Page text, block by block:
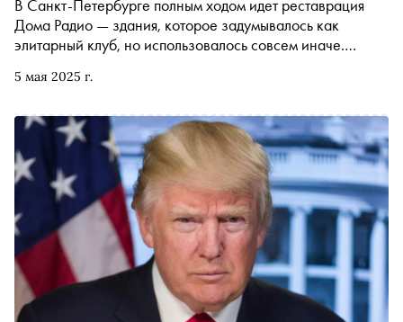
отечественный футуризм ближе к древнерусской
культуре, чем кажется
5 мая 2025 г.
В Санкт-Петербурге полным ходом идет реставрация
Дома Радио — здания, которое задумывалось как
элитарный клуб, но использовалось совсем иначе.
Великую Отечественную — Ленинградское радио.
дирижера Теодора Курентзиса и полноценной
культурной площадкой